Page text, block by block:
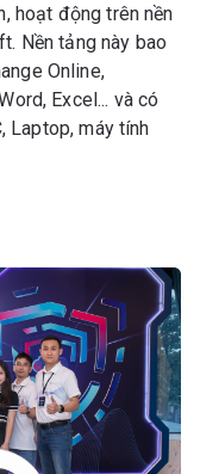
hoạt động trên nền
Nền tảng này bao
Online,
Excel... và có
Laptop, máy tính